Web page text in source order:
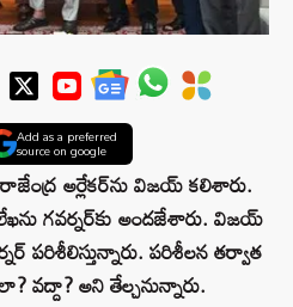
Add as a preferred
source on google
అర్లేకర్‌ను విజయ్ కలిశారు.
గవర్నర్‌కు అందజేశారు. విజయ్
పరిశీలిస్తున్నారు. పరిశీలన తర్వాత
వద్దా? అని తేల్చనున్నారు.